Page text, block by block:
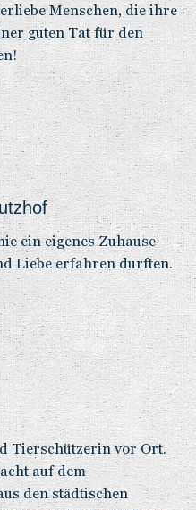
Menschen, die ihre
guten Tat für den
ein eigenes Zuhause
Liebe erfahren durften.
Tierschützerin vor Ort.
auf dem
den städtischen